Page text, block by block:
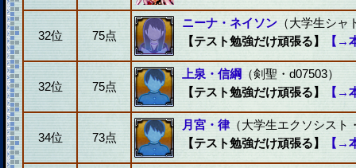
32位 75点
ニーナ・ネイソン （大学生シ
【テスト勉強だけ頑張る】
【→
32位 75点
上泉・信綱 （剣聖・d07503）
【テスト勉強だけ頑張る】
【→
34位 73点
月宮・律（大学生エクソシスト
【テスト勉強だけ頑張る】
【→